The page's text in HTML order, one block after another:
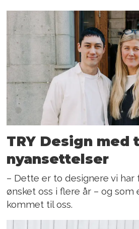
TRY Design med
nyansettelser
– Dette er to designere vi
ønsket oss i flere år – og som
kommet til oss.